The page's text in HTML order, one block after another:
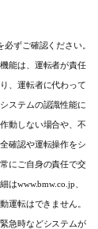
ずご確認ください。
能は、運転者が責任
、運転者に代わって
ステムの認識性能に
動しない場合や、不
確認や運転操作をシ
にご自身の責任で交
はwww.bmw.co.jp、
運転はできません。
急時などシステムが